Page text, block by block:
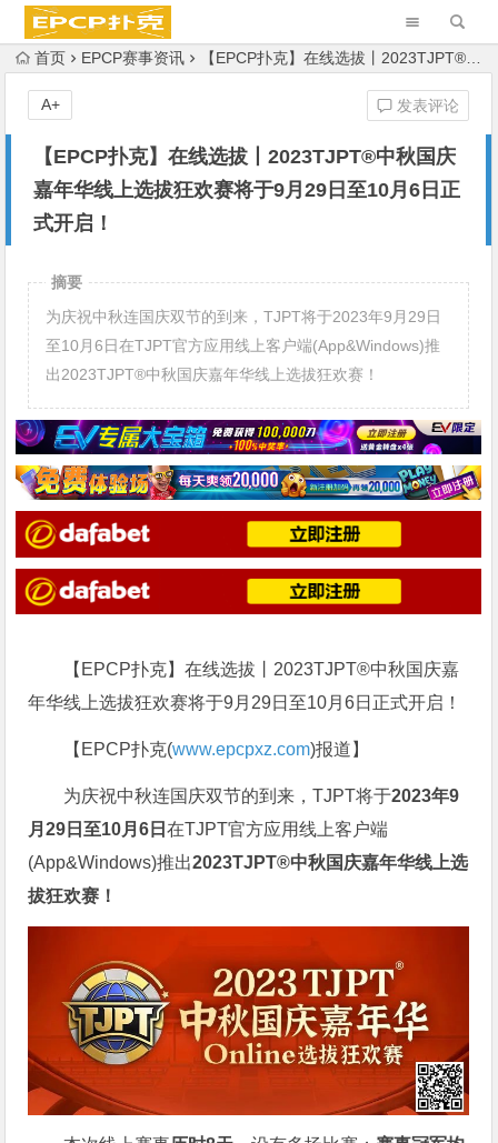
首页 EPCP赛事资讯 【EPCP扑克】在线选拔丨2023TJPT®中秋国庆嘉年华线上选拔狂欢赛将于9月29日至10月6日正式开启！
【EPCP扑克】在线选拔丨2023TJPT®中秋国庆
嘉年华线上选拔狂欢赛将于9月29日至10月6日正
式开启！
发表评论
A+
摘要
为庆祝中秋连国庆双节的到来，TJPT将于2023年9月29日
至10月6日在TJPT官方应用线上客户端(App&Windows)推
出2023TJPT®中秋国庆嘉年华线上选拔狂欢赛！
【EPCP扑克】在线选拔丨2023TJPT®中秋国庆嘉
年华线上选拔狂欢赛将于9月29日至10月6日正式开启！
【EPCP扑克(www.epcpxz.com)报道】
为庆祝中秋连国庆双节的到来，TJPT将于2023年9
月29日至10月6日在TJPT官方应用线上客户端
(App&Windows)推出2023TJPT®中秋国庆嘉年华线上选
拔狂欢赛！